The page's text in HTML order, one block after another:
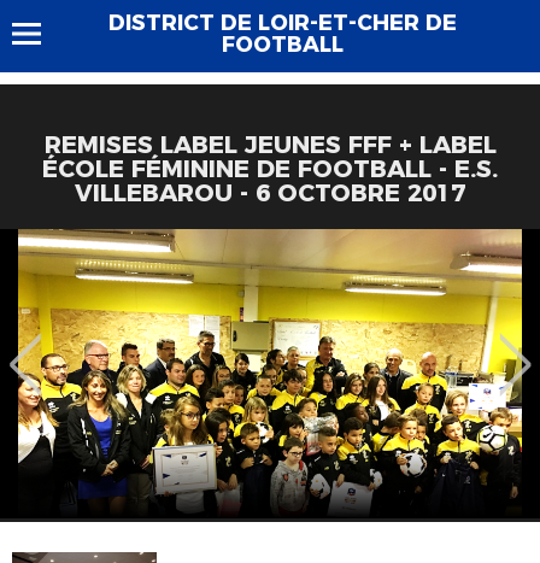
DISTRICT DE LOIR-ET-CHER DE
FOOTBALL
REMISES LABEL JEUNES FFF + LABEL
ÉCOLE FÉMININE DE FOOTBALL - E.S.
VILLEBAROU - 6 OCTOBRE 2017